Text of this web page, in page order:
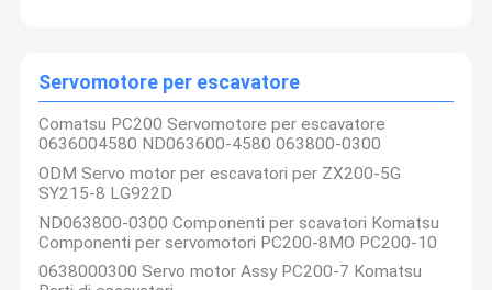
Servomotore per escavatore
Comatsu PC200 Servomotore per escavatore
0636004580 ND063600-4580 063800-0300
ODM Servo motor per escavatori per ZX200-5G
SY215-8 LG922D
ND063800-0300 Componenti per scavatori Komatsu
Componenti per servomotori PC200-8MO PC200-10
0638000300 Servo motor Assy PC200-7 Komatsu